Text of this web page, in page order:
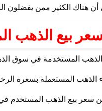
الكثير ممن يفضلون الوقت لبيع الأسعار
بيع الذهب
المستخدمة في سوق الذهب في
المستعملة بسعره
سعر بيع الذهب المستخدم في